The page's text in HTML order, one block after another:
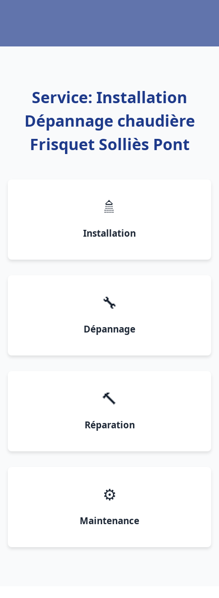
Service: Installation
Dépannage chaudière
Frisquet Solliès Pont
🚿
Installation
🔧
Dépannage
🔨
Réparation
⚙️
Maintenance